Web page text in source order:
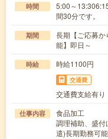
時間
5:00～
間30分です。
期間
長期【ご応募
能】即日～
時給 時給1100円
交通費
交通費支給有り
仕事内容
食品加工
調理補助、盛
遣)長期勤務可